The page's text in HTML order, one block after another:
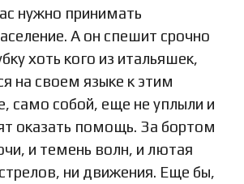
нужно принимать
А он спешит срочно
хоть кого из итальяшек,
на своем языке к этим
само собой, еще не уплыли и
оказать помощь. За бортом
и темень волн, и лютая
ни движения. Еще бы,